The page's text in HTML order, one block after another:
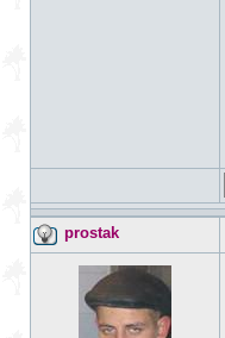
prostak